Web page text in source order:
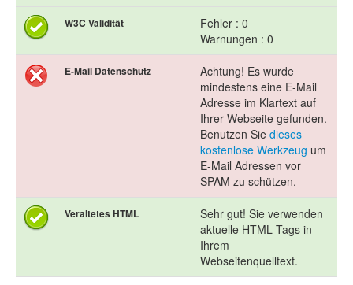
W3C Validität
Fehler : 0
Warnungen : 0
E-Mail Datenschutz
Achtung! Es wurde
mindestens eine E-Mail
Adresse im Klartext auf
Ihrer Webseite gefunden.
Benutzen Sie dieses
kostenlose Werkzeug um
E-Mail Adressen vor
SPAM zu schützen.
Veraltetes HTML
Sehr gut! Sie verwenden
aktuelle HTML Tags in
Ihrem
Webseitenquelltext.